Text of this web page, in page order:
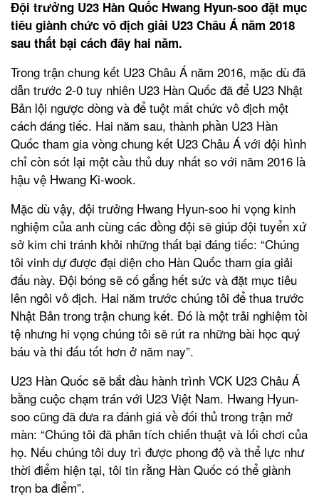
Đội trưởng U23 Hàn Quốc Hwang Hyun-soo đặt mục
tiêu giành chức vô địch giải U23 Châu Á năm 2018
sau thất bại cách đây hai năm.
Trong trận chung kết U23 Châu Á năm 2016, mặc dù đã
dẫn trước 2-0 tuy nhiên U23 Hàn Quốc đã để U23 Nhật
Bản lội ngược dòng và để tuột mất chức vô địch một
cách đáng tiếc. Hai năm sau, thành phần U23 Hàn
Quốc tham gia vòng chung kết U23 Châu Á với đội hình
chỉ còn sót lại một cầu thủ duy nhất so với năm 2016 là
hậu vệ Hwang Ki-wook.
Mặc dù vậy, đội trưởng Hwang Hyun-soo hi vọng kinh
nghiệm của anh cùng các đồng đội sẽ giúp đội tuyển xứ
sở kim chi tránh khỏi những thất bại đáng tiếc: “Chúng
tôi vinh dự được đại diện cho Hàn Quốc tham gia giải
đấu này. Đội bóng sẽ cố gắng hết sức và đặt mục tiêu
lên ngôi vô địch. Hai năm trước chúng tôi để thua trước
Nhật Bản trong trận chung kết. Đó là một trải nghiệm tồi
tệ nhưng hi vọng chúng tôi sẽ rút ra những bài học quý
báu và thi đấu tốt hơn ở năm nay”.
U23 Hàn Quốc sẽ bắt đầu hành trình VCK U23 Châu Á
bằng cuộc chạm trán với U23 Việt Nam. Hwang Hyun-
soo cũng đã đưa ra đánh giá về đối thủ trong trận mở
màn: “Chúng tôi đã phân tích chiến thuật và lối chơi của
họ. Nếu chúng tôi duy trì được phong độ và thể lực như
thời điểm hiện tại, tôi tin rằng Hàn Quốc có thể giành
trọn ba điểm”.